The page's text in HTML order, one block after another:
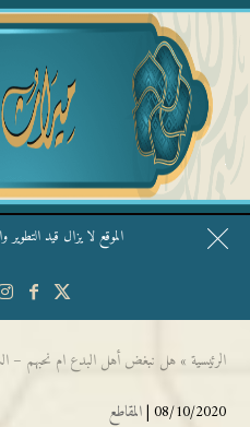
الموقع لا يزال قيد التطوير
قال الشيخ ربيع وفقه الله:
الرئيسية » هل نبغض أهل البدع ام نحبهم –
08/10/2020 | المقاطع